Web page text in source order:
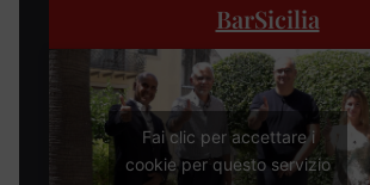
BarSicilia
Fai clic per accettare i
cookie per questo servizio